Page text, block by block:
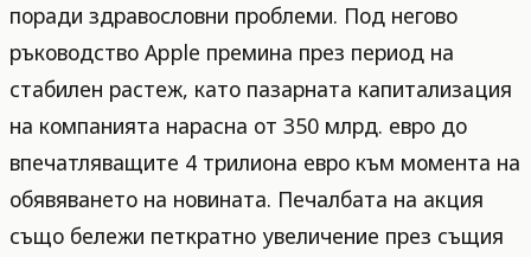
поради здравословни проблеми. Под негово
ръководство Apple премина през период на
стабилен растеж, като пазарната капитализация
на компанията нарасна от 350 млрд. евро до
впечатляващите 4 трилиона евро към момента на
обявяването на новината. Печалбата на акция
също бележи петкратно увеличение през същия